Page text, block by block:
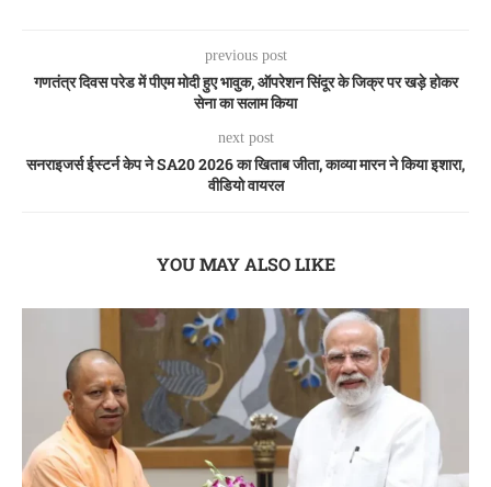
previous post
गणतंत्र दिवस परेड में पीएम मोदी हुए भावुक, ऑपरेशन सिंदूर के जिक्र पर खड़े होकर
सेना का सलाम किया
next post
सनराइजर्स ईस्टर्न केप ने SA20 2026 का खिताब जीता, काव्या मारन ने किया इशारा,
वीडियो वायरल
YOU MAY ALSO LIKE